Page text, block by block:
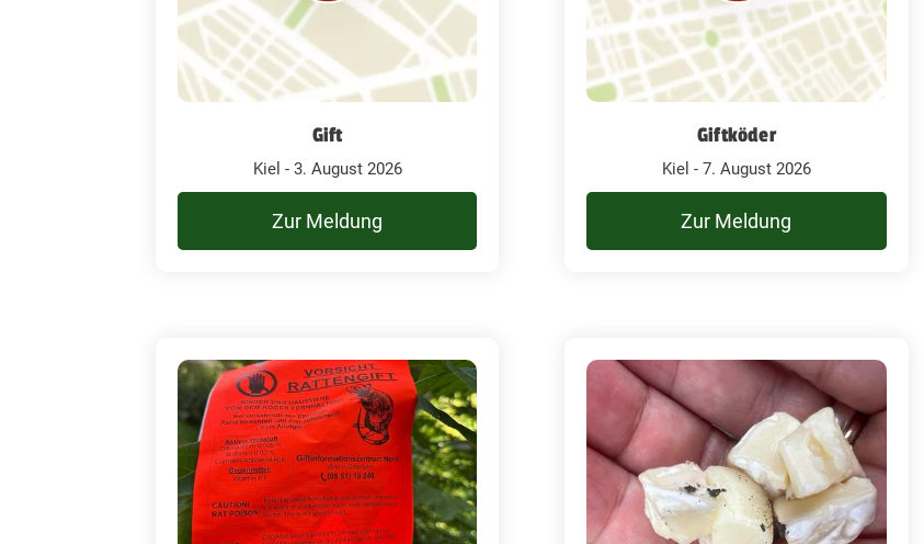
Gift
Kiel - 3. August 2026
Zur Meldung
Giftköder
Kiel - 7. August 2026
Zur Meldung